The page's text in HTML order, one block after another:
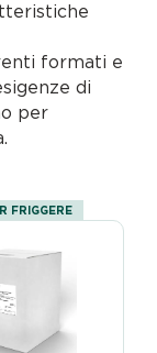
formati e
di
per
FRIGGERE